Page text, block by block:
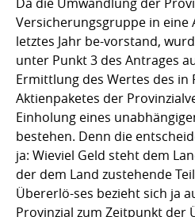
Versicherungsgruppe in eine
letztes Jahr be-vorstand,
unter Punkt 3 des Antrages
Ermittlung des Wertes des in
Aktienpaketes der
Einholung eines
bestehen. Denn die
ja: Wieviel Geld steht dem
der dem Land zustehende
Übererlö-ses bezieht sich ja
Provinzial zum Zeitpunkt der